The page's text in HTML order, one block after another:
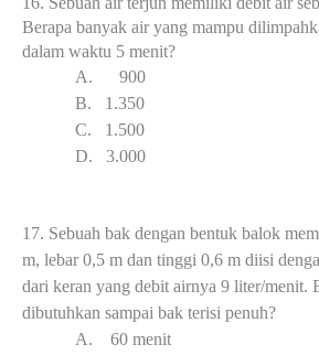
Berapa banyak air yang mampu
dalam waktu 5 menit?
A. 900
B. 1.350
C. 1.500
D. 3.000
17. Sebuah bak dengan bentuk balok
m, lebar 0,5 m dan tinggi 0,6 m diisi
dari keran yang debit airnya 9 liter/menit.
dibutuhkan sampai bak terisi penuh?
A. 60 menit